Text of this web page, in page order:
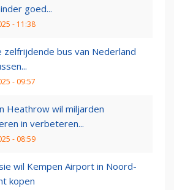
goed...
- 11:38
zelfrijdende bus van Nederland
- 09:57
Heathrow wil miljarden
in verbeteren...
- 08:59
wil Kempen Airport in Noord-
kopen